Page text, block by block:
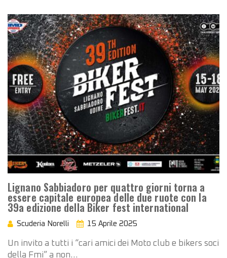
Lignano Sabbiadoro per quattro giorni torna a
essere capitale europea delle due ruote con la
39a edizione della Biker fest international
Scuderia Norelli 15 Aprile 2025
Un invito a tutti i “cari amici dei Moto club e bikers soci
della Fmi” a non…